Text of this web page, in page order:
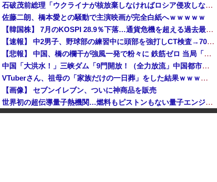
石破茂前総理「ウクライナが核放棄しなければロシア侵攻しなかった」！
佐藤二朗、橋本愛との騒動で主演映画が完全白紙へｗｗｗｗｗ
【韓国株】 7月のKOSPI 28.9％下落…通貨危機を超える過去最大の下げ幅
【速報】 中2男子、野球部の練習中に頭部を強打しCT検査→70代医師「問題ないです」→中学生死亡「他人のCT画像みてました」
【悲報】 中国、橋の欄干が強風一発で粉々に 鉄筋ゼロ 当局「接着剤でくっつけただけ」「正常で、品質問題はない」
中国「大洪水！」三峡ダム「9門開放！（全力放流」中国都市「三峡沿線の道路水没」中国政府「高速道路封鎖！」中国ダム「緊急放流に合わせて開門（土砂崩れ発生」→
VTuberさん、祖母の「家族だけの一日葬」をした結果ｗｗｗｗｗｗｗ
【画像】 セブンイレブン、ついに神商品を販売
世界初の超伝導量子熱機関…燃料もピストンもない量子エンジンが回った！
【速報】 日本赤十字社、韓国に超希少血液Jr(a-)を提供「韓国内では適合する血液を確保できなかった」※今回で4回目